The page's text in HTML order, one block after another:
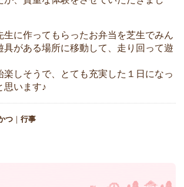
生に作ってもらったお弁当を芝生でみん
具がある場所に移動して、走り回って遊
楽しそうで、とても充実した１日になっ
思います♪
つ ｜ 行事